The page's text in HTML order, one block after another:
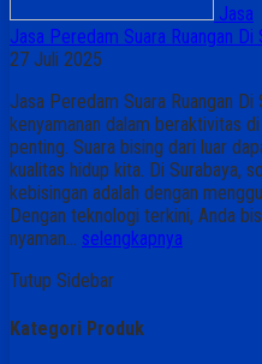
Jasa
Jasa Peredam Suara Ruangan Di
27 Juli 2025
Jasa Peredam Suara Ruangan
kenyamanan dalam beraktivitas
penting. Suara bising dari luar
kualitas hidup kita. Di Surabaya,
kebisingan adalah dengan
Dengan teknologi terkini, Anda
nyaman… selengkapnya
Tutup Sidebar
Kategori Produk